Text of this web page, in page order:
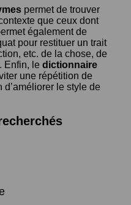
permet de trouver
que ceux dont
également de
pour restituer un trait
etc. de la chose, de
Enfin, le dictionnaire
une répétition de
d’améliorer le style de